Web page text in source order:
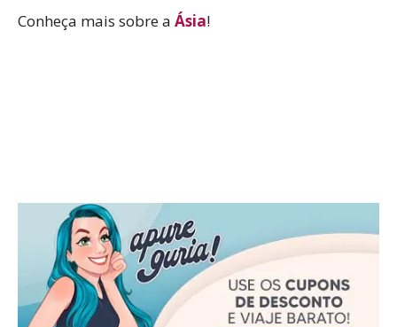
Conheça mais sobre a Ásia!